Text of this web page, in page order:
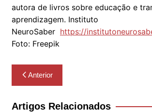
autora de livros sobre educação e
aprendizagem. Instituto
NeuroSaber https://
Foto: Freepik
Navegação
de
Post
Anterior
Artigos Relacionados